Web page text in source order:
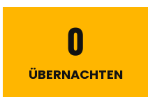
0
ÜBERNACHTEN